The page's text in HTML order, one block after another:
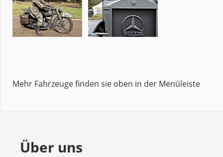
Mehr Fahrzeuge finden sie oben in der Menüleiste
Über uns